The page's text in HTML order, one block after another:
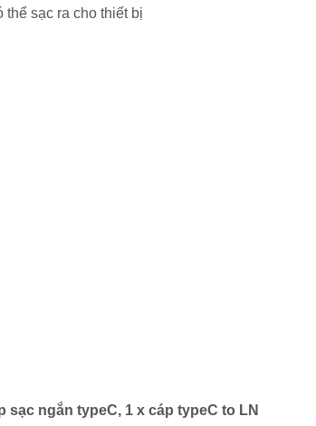
sạc ra cho thiết bị
ngắn typeC, 1 x cáp typeC to LN